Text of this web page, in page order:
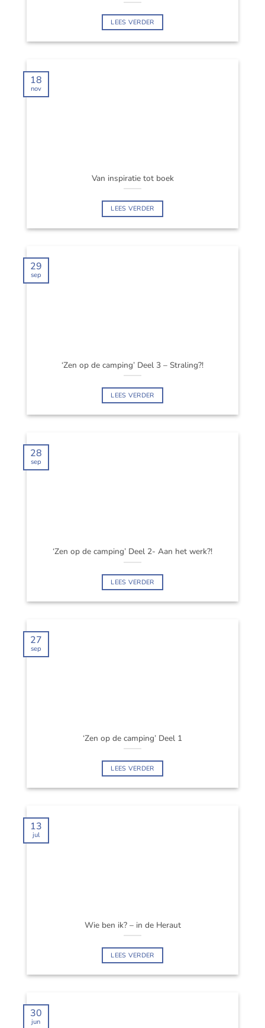
LEES VERDER
Van inspiratie tot boek
LEES VERDER
18
nov
‘Zen op de camping’ Deel 3 – Straling?!
LEES VERDER
29
sep
‘Zen op de camping’ Deel 2- Aan het werk?!
LEES VERDER
28
sep
‘Zen op de camping’ Deel 1
LEES VERDER
27
sep
Wie ben ik? – in de Heraut
LEES VERDER
13
jul
30
jun